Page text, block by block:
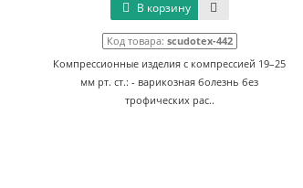
В корзину
Код товара: scudotex-442
Компрессионные изделия с компрессией 19–25
мм рт. ст.: - варикозная болезнь без
трофических рас..